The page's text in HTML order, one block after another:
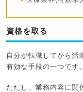
資格を取る
自分が転職してから活
有効な手段の一つです。
ただし、業務内容に関